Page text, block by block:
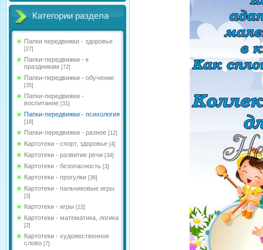
Категории раздела
Папки передвижки - здоровье
[27]
Папки-передвижки - к
праздникам [72]
Папки-передвижки - обучение
[35]
Папки-передвижки -
воспитание [31]
Папки-передвижки - психология
[18]
Папки-передвижки - разное [12]
Картотеки - спорт, здоровье [4]
Картотеки - развитие речи [34]
Картотеки - безопасность [3]
Картотеки - прогулки [36]
Картотеки - пальчиковые игры
[3]
Картотеки - игры [22]
Картотеки - математика, логика
[2]
Картотеки - художественное
слово [7]